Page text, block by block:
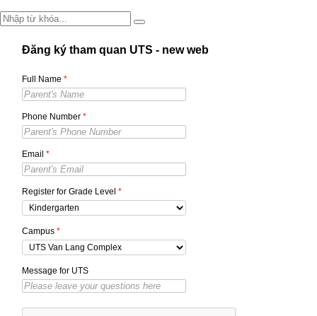
Đăng ký tham quan UTS - new web
Full Name *
Phone Number *
Email *
Register for Grade Level *
Campus *
Message for UTS